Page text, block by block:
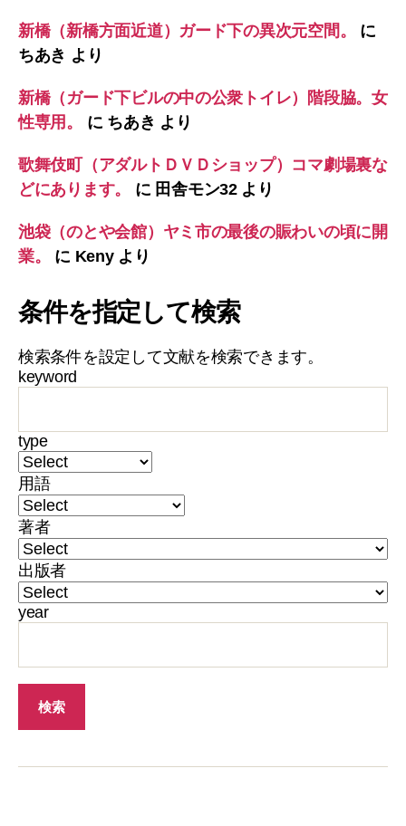
新橋（新橋方面近道）ガード下の異次元空間。
に
ちあき より
新橋（ガード下ビルの中の公衆トイレ）階段脇。女
性専用。
に ちあき より
歌舞伎町（アダルトＤＶＤショップ）コマ劇場裏な
どにあります。
に 田舎モン32より
池袋（のとや会館）ヤミ市の最後の賑わいの頃に開
業。
に Kenyより
条件を指定して検索
検索条件を設定して文献を検索できます。
keyword
type
用語
著者
出版者
year